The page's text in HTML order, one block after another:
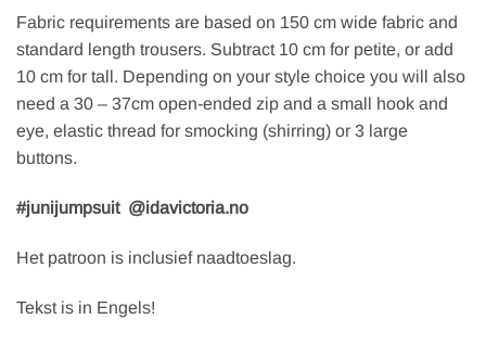
Fabric requirements are based on 150 cm wide fabric and
standard length trousers. Subtract 10 cm for petite, or add
10 cm for tall. Depending on your style choice you will also
need a 30 – 37cm open-ended zip and a small hook and
eye, elastic thread for smocking (shirring) or 3 large
buttons.
#junijumpsuit @idavictoria.no
Het patroon is inclusief naadtoeslag.
Tekst is in Engels!